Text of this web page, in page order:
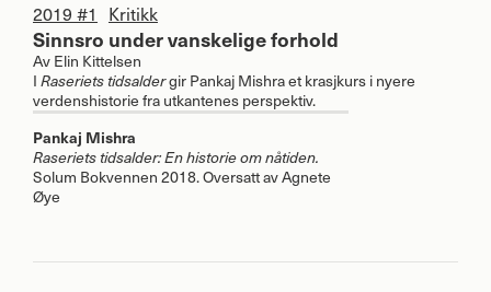
2019 #1 Kritikk
Sinnsro under vanskelige forhold
Av Elin Kittelsen
I Raseriets tidsaldergir Pankaj Mishra et krasjkurs i nyere
verdenshistorie fra utkantenes perspektiv.
Pankaj Mishra
Raseriets tidsalder: En historie om nåtiden.
Solum Bokvennen 2018. Oversatt av Agnete
Øye